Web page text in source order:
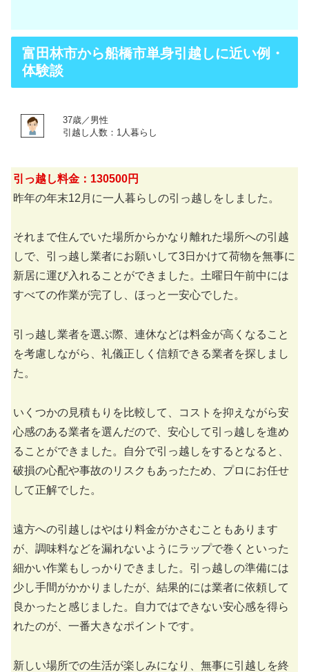
富田林市から船橋市単身引越しに近い例・
体験談
37歳／男性
引越し人数：1人暮らし
引っ越し料金：130500円
昨年の年末12月に一人暮らしの引っ越しをしました。
それまで住んでいた場所からかなり離れた場所への引越
しで、引っ越し業者にお願いして3日かけて荷物を無事に
新居に運び入れることができました。土曜日午前中には
すべての作業が完了し、ほっと一安心でした。
引っ越し業者を選ぶ際、連休などは料金が高くなること
を考慮しながら、礼儀正しく信頼できる業者を探しまし
た。
いくつかの見積もりを比較して、コストを抑えながら安
心感のある業者を選んだので、安心して引っ越しを進め
ることができました。自分で引っ越しをするとなると、
破損の心配や事故のリスクもあったため、プロにお任せ
して正解でした。
遠方への引越しはやはり料金がかさむこともあります
が、調味料などを漏れないようにラップで巻くといった
細かい作業もしっかりできました。引っ越しの準備には
少し手間がかかりましたが、結果的には業者に依頼して
良かったと感じました。自力ではできない安心感を得ら
れたのが、一番大きなポイントです。
新しい場所での生活が楽しみになり、無事に引越しを終